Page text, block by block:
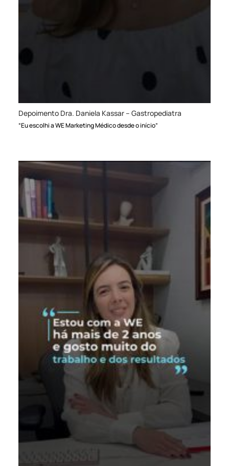
Depoimento Dra. Daniela Kassar – Gastropediatra
“Eu escolhi a WE Marketing Médico desde o início”